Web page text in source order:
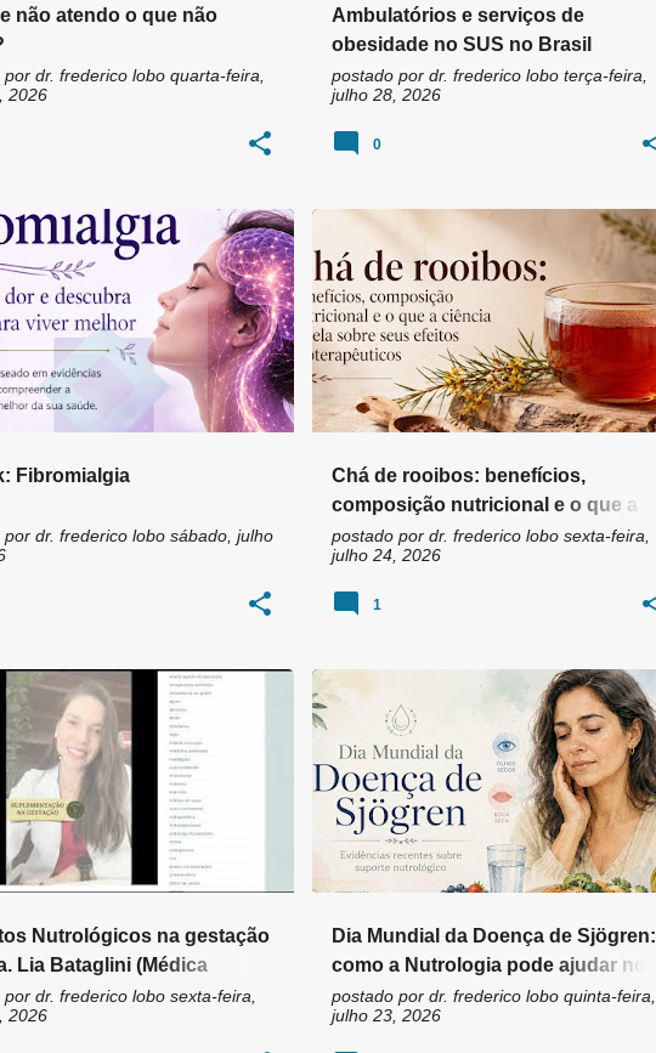
não atendo o que não
por dr. frederico lobo quarta-feira,
2026
Ambulatórios e serviços de
obesidade no SUS no Brasil
postado por dr. frederico lobo terça-feira,
julho 28, 2026
0
Fibromialgia
por dr. frederico lobo sábado, julho
E FIBROMIALGIA +1
Chá de rooibos: benefícios,
composição nutricional e o que a
ciência revela sobre ele
postado por dr. frederico lobo sexta-feira,
julho 24, 2026
ANTIOXIDANTES ASPALATINA +8
1
Nutrológicos na gestação
Lia Bataglini (Médica
por dr. frederico lobo sexta-feira,
2026
Dia Mundial da Doença de Sjögren:
como a Nutrologia pode ajudar no
controle dos sintomas?
postado por dr. frederico lobo quinta-feira,
julho 23, 2026
AUTOIMUNIDADE BOCA SECA +11